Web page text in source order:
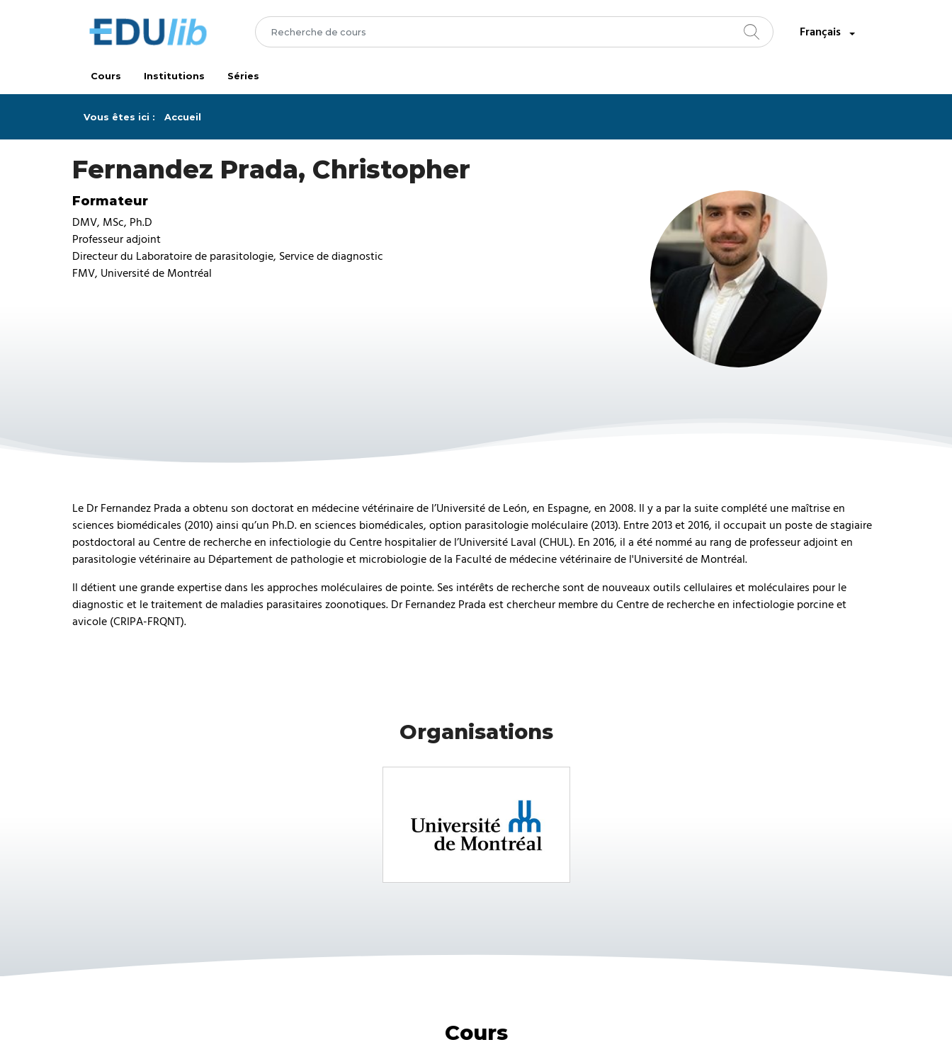
Recherche
Français
Cours Institutions Séries
Vous êtes ici : Accueil
Fernandez Prada, Christopher
Formateur
DMV, MSc, Ph.D
Professeur adjoint
Directeur du Laboratoire de parasitologie, Service de diagnostic
FMV, Université de Montréal
Le Dr Fernandez Prada a obtenu son doctorat en médecine vétérinaire de l’Université de León, en Espagne, en 2008. Il y a par la suite complété une maîtrise en
sciences biomédicales (2010) ainsi qu’un Ph.D. en sciences biomédicales, option parasitologie moléculaire (2013). Entre 2013 et 2016, il occupait un poste de stagiaire
postdoctoral au Centre de recherche en infectiologie du Centre hospitalier de l’Université Laval (CHUL). En 2016, il a été nommé au rang de professeur adjoint en
parasitologie vétérinaire au Département de pathologie et microbiologie de la Faculté de médecine vétérinaire de l'Université de Montréal.
Il détient une grande expertise dans les approches moléculaires de pointe. Ses intérêts de recherche sont de nouveaux outils cellulaires et moléculaires pour le
diagnostic et le traitement de maladies parasitaires zoonotiques. Dr Fernandez Prada est chercheur membre du Centre de recherche en infectiologie porcine et
avicole (CRIPA-FRQNT).
Organisations
Cours